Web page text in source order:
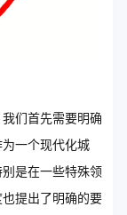
们首先需要明确
一个现代化城
是在一些特殊领
提出了明确的要